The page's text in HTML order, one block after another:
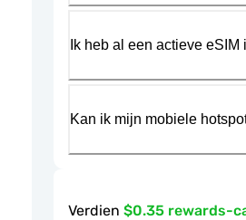
Ik heb al een actieve
Kan ik mijn mobiele
Verdien $0.35 rewards-